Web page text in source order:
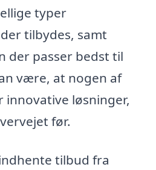
typer
tilbydes, samt
der passer bedst til
være, at nogen af
løsninger,
før.
tilbud fra